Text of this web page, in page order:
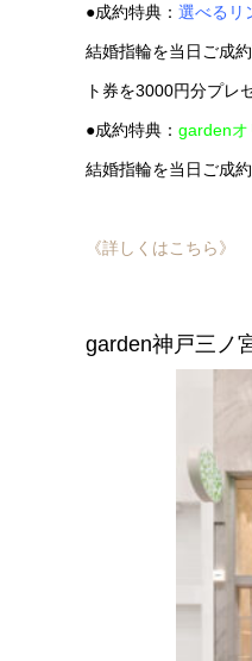
●成約特典： 選べるリ
結婚指輪を当日ご成
ト券を3000円分プレ
●成約特典： gardenオ
結婚指輪を当日ご成
《詳しくはこちら》
garden神戸三ノ